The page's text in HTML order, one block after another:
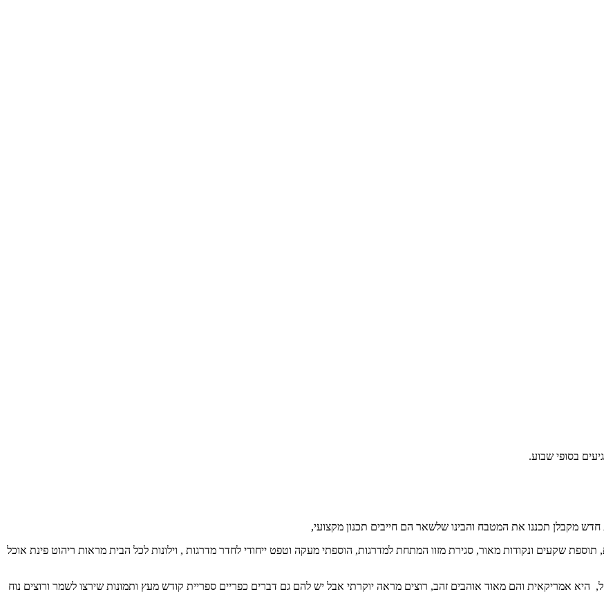
בסופי שבוע.
תוספת שקעים ונקודות מאור, סגירת מזוו המתחת למדרגות, הוספתי מעקה וטפט ייחודי לחדר מדרגות , וילונות לכל הבית מראות ריהוט פינת אוכל
היא אמריקאית והם מאוד אוהבים זהב, רוצים מראה יוקרתי אבל יש להם גם דברים כפריים ספריית קודש מעץ ותמונות שירצו לשמר ורוצים נוח